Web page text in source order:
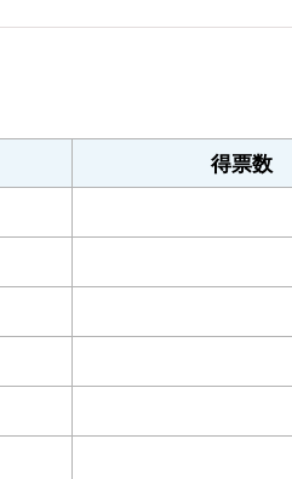
得票数